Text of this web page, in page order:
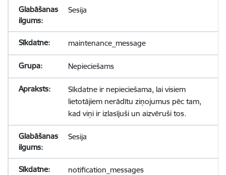
Sesija
maintenance_message
Nepieciešams
Sīkdatne ir nepieciešama, lai visiem
lietotājiem nerādītu ziņojumus pēc tam,
kad viņi ir izlasījuši un aizvēruši tos.
Sesija
notification_messages